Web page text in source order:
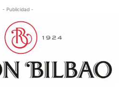
- Publicidad -